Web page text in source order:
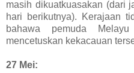
masih dikuatkuasakan (dari
hari berikutnya). Kerajaan
bahawa pemuda
mencetuskan kekacauan
27 Mei: